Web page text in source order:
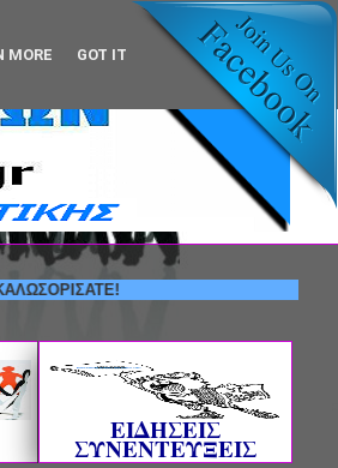
ΕΙΔΗΣΕΙΣ
ΣΥΝΕΝΤΕΥΞΕΙΣ
MORE GOT IT